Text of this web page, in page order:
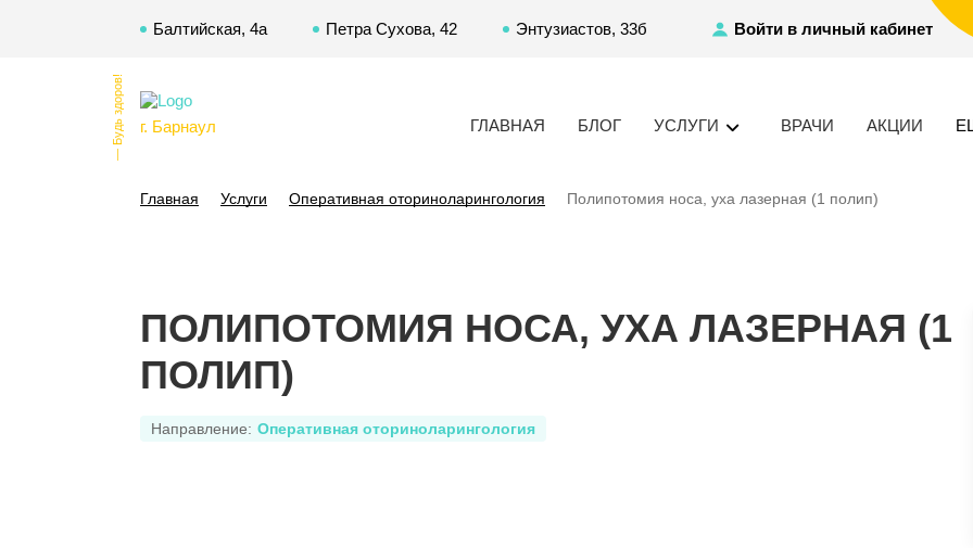
— Будь здоров! г. Барнаул ГЛАВНАЯ БЛОГ УСЛУГИ ВРАЧИ АКЦИИ
Балтийская, 4а Петра Сухова, 42 Энтузиастов, 33б Войти в личный кабинет
Главная Услуги Оперативная оториноларингология Полипотомия носа, уха лазерная (1 полип)
ПОЛИПОТОМИЯ НОСА, УХА ЛАЗЕРНАЯ (1
ПОЛИП)
Направление: Оперативная оториноларингология